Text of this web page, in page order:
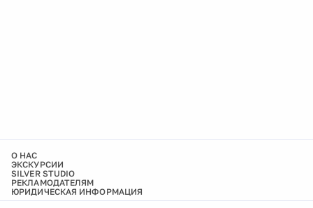
О НАС
ЭКСКУРСИИ
SILVER STUDIO
РЕКЛАМОДАТЕЛЯМ
ЮРИДИЧЕСКАЯ ИНФОРМАЦИЯ